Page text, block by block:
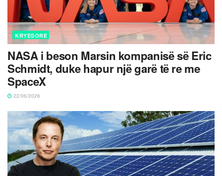
KRYESORE
NASA i beson Marsin kompanisë së Eric
Schmidt, duke hapur një garë të re me
SpaceX
22/06/2026